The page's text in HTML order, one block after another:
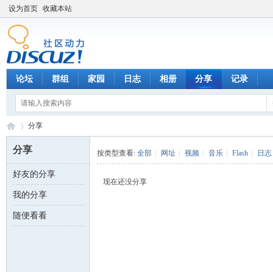
设为首页 收藏本站
论坛 群组 家园 日志 相册 分享 记录
数 ›
分享
分享
好友的分享
我的分享
随便看看
按类型查看: 全部 网址 视频 音乐 Flash 日志
现在还没分享